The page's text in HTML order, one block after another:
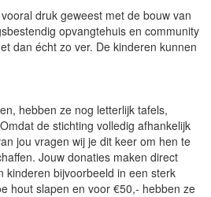
druk geweest met de bouw van
opvangtehuis en community
dan écht zo ver. De kinderen kunnen
hebben ze nog letterlijk tafels,
de stichting volledig afhankelijk
jou vragen wij je dit keer om hen te
Jouw donaties maken direct
kinderen bijvoorbeeld in een sterk
hout slapen en voor €50,- hebben ze